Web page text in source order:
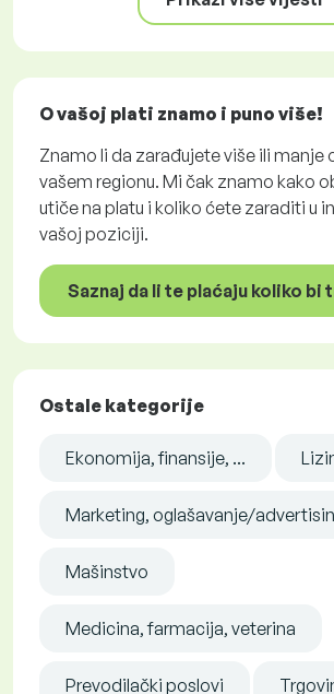
O vašoj plati znamo i puno više!
Znamo li da zarađujete više ili manje
vašem regionu. Mi čak znamo kako
utiče na platu i koliko ćete zaraditi u
vašoj poziciji.
Saznaj da li te plaćaju koliko bi
Ostale kategorije
Ekonomija, finansije, ...
Marketing, oglašavanje/
Mašinstvo
Medicina, farmacija, veterina
Prevodilački poslovi